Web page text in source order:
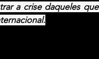
a crise daqueles que